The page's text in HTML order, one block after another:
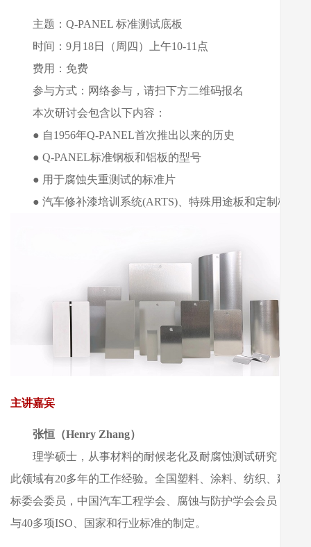
主题：Q-PANEL 标准测试底板
时间：9月18日（周四）上午10-11点
费用：免费
参与方式：网络参与，请扫下方二维码报名
本次研讨会包含以下内容：
● 自1956年Q-PANEL首次推出以来的历史
● Q-PANEL标准钢板和铝板的型号
● 用于腐蚀失重测试的标准片
● 汽车修补漆培训系统(ARTS)、特殊用途板和定制板
主讲嘉宾
张恒（Henry Zhang）
理学硕士，从事材料的耐候老化及耐腐蚀测试研究，在
此领域有20多年的工作经验。全国塑料、涂料、纺织、建材
标委会委员，中国汽车工程学会、腐蚀与防护学会会员，参
与40多项ISO、国家和行业标准的制定。